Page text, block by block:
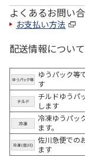
よくあるお問い
お支払い方法
配送情報について
ゆうパック等
す
チルドゆうパ
します
冷凍ゆうパッ
ます。
佐川急便での
ます